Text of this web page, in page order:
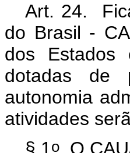
Art. 24.
do Brasil -
dos Estados
dotadas de
autonomia
atividades
§ 1oO